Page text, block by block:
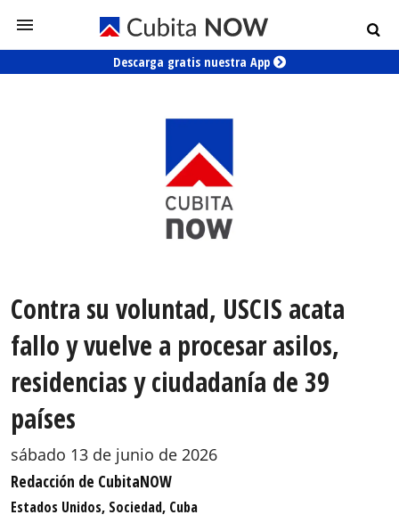
Descarga gratis nuestra App
Contra su voluntad, USCIS acata
fallo y vuelve a procesar asilos,
residencias y ciudadanía de 39
países
sábado 13 de junio de 2026
Redacción de CubitaNOW
Estados Unidos, Sociedad, Cuba